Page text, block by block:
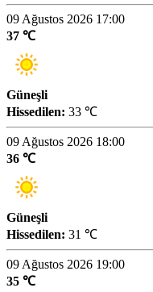
09 Ağustos 2026 17:00
37 ℃
Güneşli
Hissedilen: 33 ℃
09 Ağustos 2026 18:00
36 ℃
Güneşli
Hissedilen: 31 ℃
09 Ağustos 2026 19:00
35 ℃